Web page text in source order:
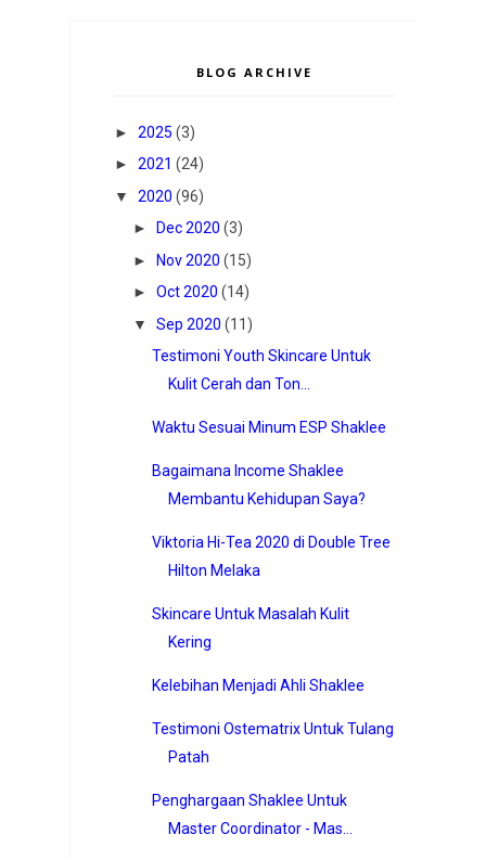
BLOG ARCHIVE
► 2025 (3)
► 2021 (24)
▼
2020 (96)
►
Dec 2020 (3)
►
Nov 2020 (15)
► Oct 2020 (14)
▼
Sep 2020 (11)
Testimoni Youth Skincare Untuk
Kulit Cerah dan Ton...
Waktu Sesuai Minum ESP Shaklee
Bagaimana Income Shaklee
Membantu Kehidupan Saya?
Viktoria Hi-Tea 2020 di Double Tree
Hilton Melaka
Skincare Untuk Masalah Kulit
Kering
Kelebihan Menjadi Ahli Shaklee
Testimoni Ostematrix Untuk Tulang
Patah
Penghargaan Shaklee Untuk
Master Coordinator - Mas...